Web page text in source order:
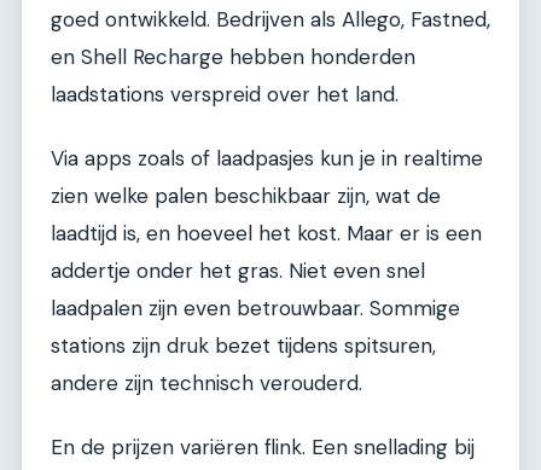
goed ontwikkeld. Bedrijven als Allego, Fastned,
en Shell Recharge hebben honderden
laadstations verspreid over het land.
Via apps zoals of laadpasjes kun je in realtime
zien welke palen beschikbaar zijn, wat de
laadtijd is, en hoeveel het kost. Maar er is een
addertje onder het gras. Niet even snel
laadpalen zijn even betrouwbaar. Sommige
stations zijn druk bezet tijdens spitsuren,
andere zijn technisch verouderd.
En de prijzen variëren flink. Een snellading bij